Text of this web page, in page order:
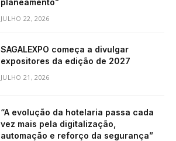
JULHO 22, 2026
SAGALEXPO começa a divulgar
expositores da edição de 2027
JULHO 21, 2026
“A evolução da hotelaria passa cada
vez mais pela digitalização,
automação e reforço da segurança”